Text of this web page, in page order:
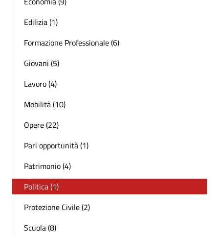
Edilizia (1)
Formazione Professionale (6)
Giovani (5)
Lavoro (4)
Mobilità (10)
Opere (22)
Pari opportunità (1)
Patrimonio (4)
Politica (1)
Protezione Civile (2)
Scuola (8)